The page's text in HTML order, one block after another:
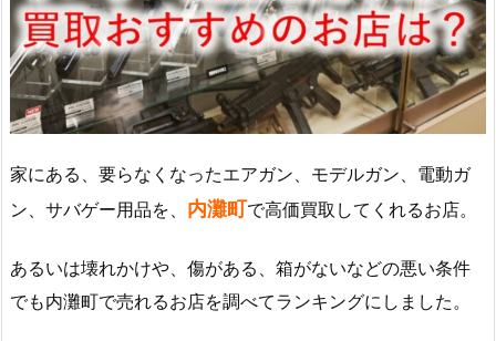
家にある、要らなくなったエアガン、モデルガン、電動ガ
ン、サバゲー用品を、 内灘町で高価買取してくれるお店。
あるいは壊れかけや、傷がある、箱がないなどの悪い条件
でも内灘町で売れるお店を調べてランキングにしました。